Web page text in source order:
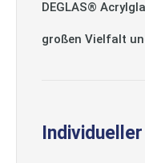
DEGLAS®
großen Vielfalt